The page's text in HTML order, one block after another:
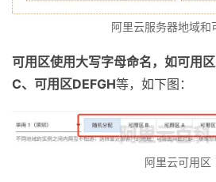
阿里云服务器地域和
可用区使用大写字母命名，如可用
C、可用区DEFGH等，如下图：
阿里云可用区